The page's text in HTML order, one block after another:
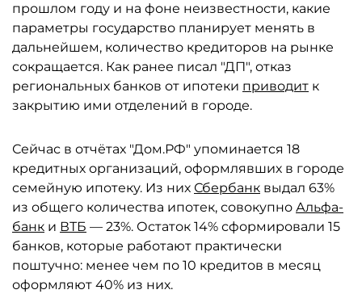
прошлом году и на фоне неизвестности, какие
параметры государство планирует менять в
дальнейшем, количество кредиторов на рынке
сокращается. Как ранее писал "ДП", отказ
региональных банков от ипотеки приводит к
закрытию ими отделений в городе.
Сейчас в отчётах "Дом.РФ" упоминается 18
кредитных организаций, оформлявших в городе
семейную ипотеку. Из них Сбербанк выдал 63%
из общего количества ипотек, совокупно Альфа-
банк и ВТБ — 23%. Остаток 14% сформировали 15
банков, которые работают практически
поштучно: менее чем по 10 кредитов в месяц
оформляют 40% из них.